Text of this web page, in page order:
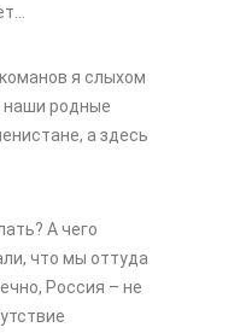
я слыхом
наши родные
а здесь
А чего
что мы оттуда
Россия – не